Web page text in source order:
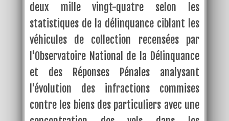
deux mille vingt-quatre selon les
statistiques de la délinquance ciblant les
véhicules de collection recensées par
l'Observatoire National de la Délinquance
et des Réponses Pénales analysant
l'évolution des infractions commises
contre les biens des particuliers avec une